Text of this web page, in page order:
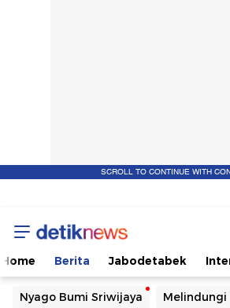
SCROLL TO CONTINUE WITH
Home Berita Jabodetabek
Nyago Bumi Sriwijaya Melindungi